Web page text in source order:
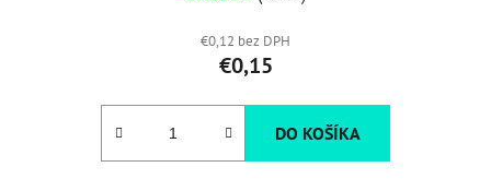
€0,12 bez DPH
€0,15
DO KOŠÍKA